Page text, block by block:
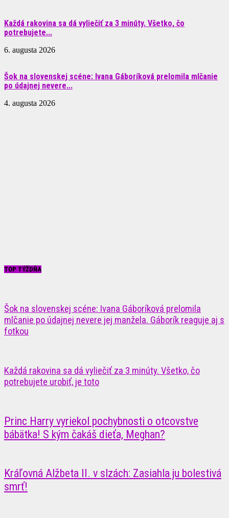
Každá rakovina sa dá vyliečiť za 3 minúty. Všetko, čo
potrebujete...
6. augusta 2026
Šok na slovenskej scéne: Ivana Gáboríková prelomila mlčanie
po údajnej nevere...
4. augusta 2026
TOP TÝŽDŇA
Šok na slovenskej scéne: Ivana Gáboríková prelomila
mlčanie po údajnej nevere jej manžela. Gáborík reaguje aj s
fotkou
Každá rakovina sa dá vyliečiť za 3 minúty. Všetko, čo
potrebujete urobiť, je toto
Princ Harry vyriekol pochybnosti o otcovstve
bábätka! S kým čakáš dieťa, Meghan?
Kráľovná Alžbeta II. v slzách: Zasiahla ju bolestivá
smrť!